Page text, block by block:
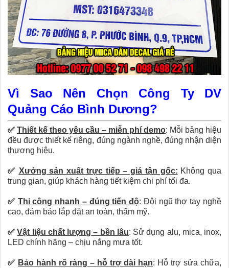
Vì Sao Nên Chọn Công Ty DV
Quảng Cáo Bình Dương?
✅ Thiết kế theo yêu cầu – miễn phí demo: Mỗi bảng hiệu
đều được thiết kế riêng, đúng ngành nghề, đúng nhận diện
thương hiệu.
✅ Xưởng sản xuất trực tiếp – giá tận gốc: Không qua
trung gian, giúp khách hàng tiết kiệm chi phí tối đa.
✅ Thi công nhanh – đúng tiến độ: Đội ngũ thợ tay nghề
cao, đảm bảo lắp đặt an toàn, thẩm mỹ.
✅Vật liệu chất lượng – bền lâu: Sử dụng alu, mica, inox,
LED chính hãng – chịu nắng mưa tốt.
✅ Bảo hành rõ ràng – hỗ trợ dài hạn: Hỗ trợ sửa chữa,